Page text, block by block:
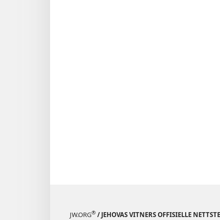
JW.ORG® / JEHOVAS VITNERS OFFISIELLE